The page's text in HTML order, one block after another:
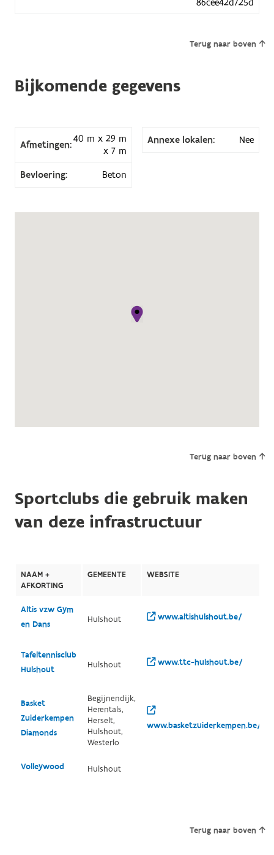
Terug naar boven
Bijkomende gegevens
Afmetingen:40 m x 29 m
x 7 m
Annexe lokalen: Nee
Bevloering: Beton
Terug naar boven
Sportclubs die gebruik maken
van deze infrastructuur
NAAM +
AFKORTING
GEMEENTE WEBSITE
Altis vzw Gym
en Dans
Hulshout www.altishulshout.be/
Tafeltennisclub
Hulshout
Hulshout www.ttc-hulshout.be/
Basket
Zuiderkempen
Diamonds
Begijnendijk,
Herentals,
Herselt,
Hulshout,
Westerlo
www.basketzuiderkempen.be/
Volleywood Hulshout
Terug naar boven